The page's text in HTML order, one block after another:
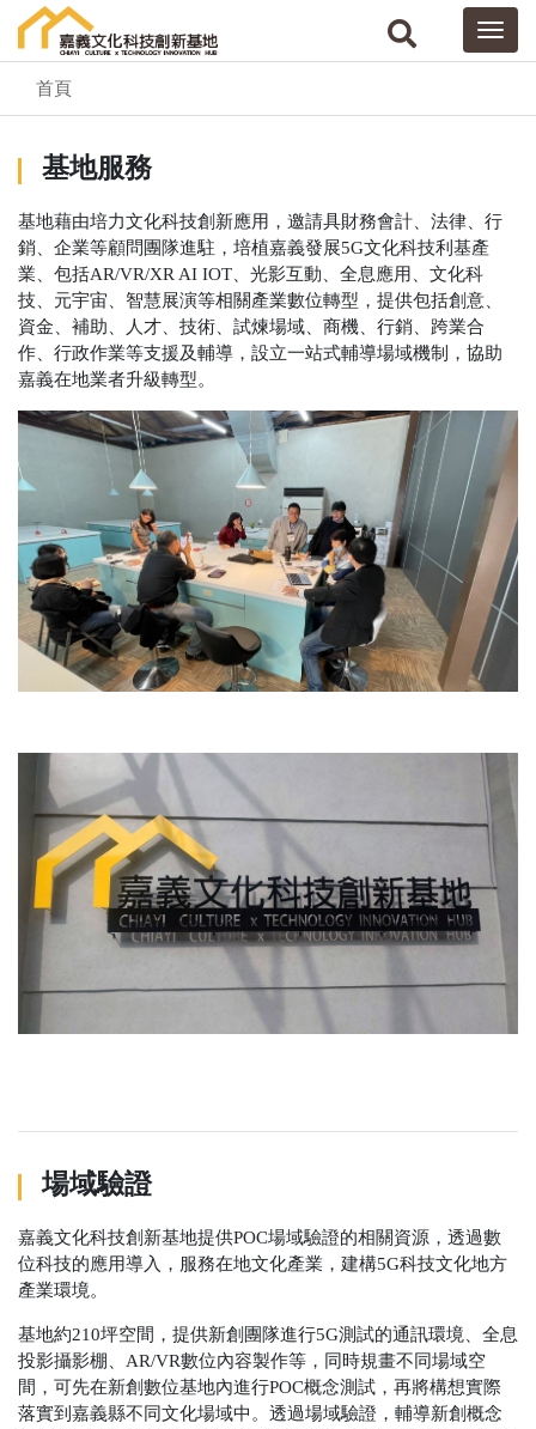
首頁
基地服務
基地藉由培力文化科技創新應用，邀請具財務會計、法律、行
銷、企業等顧問團隊進駐，培植嘉義發展5G文化科技利基產
業、包括AR/VR/XR AI IOT、光影互動、全息應用、文化科
技、元宇宙、智慧展演等相關產業數位轉型，提供包括創意、
資金、補助、人才、技術、試煉場域、商機、行銷、跨業合
作、行政作業等支援及輔導，設立一站式輔導場域機制，協助
嘉義在地業者升級轉型。
場域驗證
嘉義文化科技創新基地提供POC場域驗證的相關資源，透過數
位科技的應用導入，服務在地文化產業，建構5G科技文化地方
產業環境。
基地約210坪空間，提供新創團隊進行5G測試的通訊環境、全息
投影攝影棚、AR/VR數位內容製作等，同時規畫不同場域空
間，可先在新創數位基地內進行POC概念測試，再將構想實際
落實到嘉義縣不同文化場域中。透過場域驗證，輔導新創概念